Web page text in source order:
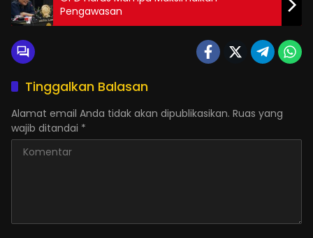
Pengawasan
Tinggalkan Balasan
Alamat email Anda tidak akan dipublikasikan. Ruas yang
wajib ditandai *